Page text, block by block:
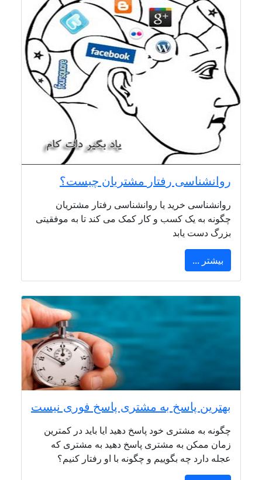
روانشناسی رفتار مشتریان چیست؟
روانشناسی خرید یا روانشناسی رفتار مشتریان
چگونه به یک کسب و کار کمک می کند تا به موفقیتی
بزرگ دست یابد
بیشتر ...
بهترین پاسخ به مشتری پاسخ فوری نیست
چگونه به مشتری خود پاسخ دهید ایا باید در کمترین
زمان ممکن به مشتری پاسخ دهید به مشتری که
عجله دارد چه بگوییم و چگونه با او رفتار کنیم؟